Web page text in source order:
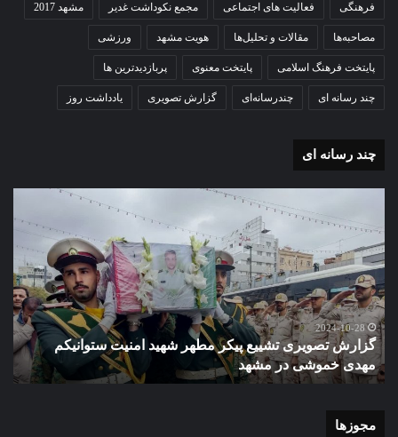
فرهنگی فعالیت های اجتماعی مجمع نکوداشت غدیر مشهد 2017
مصاحبه‌ها مقالات و تحلیل‌ها هویت مشهد ورزشی
پایتخت فرهنگ اسلامی پایتخت معنوی پربازدیدترین ها
چند رسانه ای چندرسانه‌ای گزارش تصویری یادداشت روز
چند رسانه ای
تشییع
پیکر
مطهر
شهید
امنیت
ستوانیکم
مهدی
خموشی
در
2024-10-28
گزارش تصویری تشییع پیکر مطهر شهید امنیت ستوانیکم
مهدی خموشی در مشهد
با
مجوزها